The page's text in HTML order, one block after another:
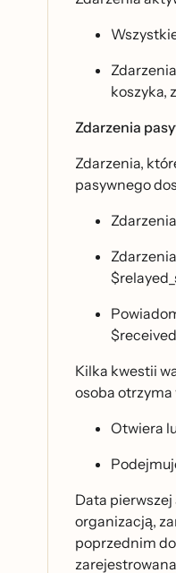
koszyka,
Zdarzenia
Zdarzenia,
pasywnego
Kilka kwestii
osoba otrzyma
Otwiera
Data
organizacją,
poprzednim